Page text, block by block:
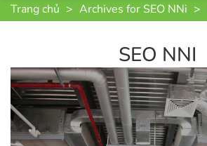
Trang chủ > Archives for SEO NNi >
SEO NNI